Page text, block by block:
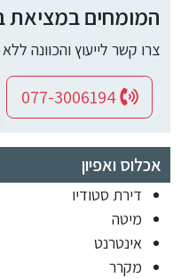
המומחים במציאת
צרו קשר לייעוץ והכוונה
אכלוס ואפיון
דירת סטודיו
מיטה
אינטרנט
מקרר